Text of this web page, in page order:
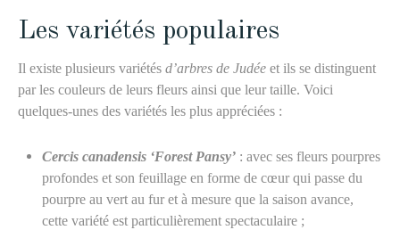
Les variétés populaires
Il existe plusieurs variétés d’arbres de Judée et ils se distinguent
par les couleurs de leurs fleurs ainsi que leur taille. Voici
quelques-unes des variétés les plus appréciées :
Cercis canadensis ‘Forest Pansy’ : avec ses fleurs pourpres
profondes et son feuillage en forme de cœur qui passe du
pourpre au vert au fur et à mesure que la saison avance,
cette variété est particulièrement spectaculaire ;